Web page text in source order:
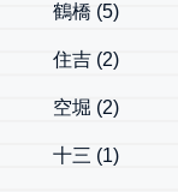
鶴橋 (5)
住吉 (2)
空堀 (2)
十三 (1)